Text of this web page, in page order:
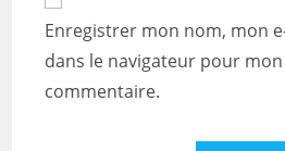
votre
site
(facultatif)
Enregistrer mon nom, mon
dans le navigateur pour
commentaire.